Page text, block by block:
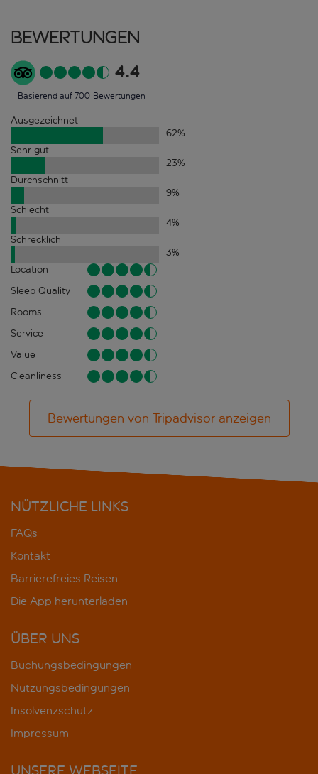
Bewertungen
4.4
Basierend auf 700 Bewertungen
Ausgezeichnet
62%
Sehr gut
23%
Durchschnitt
9%
Schlecht
4%
Schrecklich
3%
Location
Sleep Quality
Rooms
Service
Value
Cleanliness
Bewertungen von Tripadvisor anzeigen
NÜTZLICHE LINKS
FAQs
Kontakt
Barrierefreies Reisen
Die App herunterladen
ÜBER UNS
Buchungsbedingungen
Nutzungsbedingungen
Insolvenzschutz
Impressum
UNSERE WEBSEITE